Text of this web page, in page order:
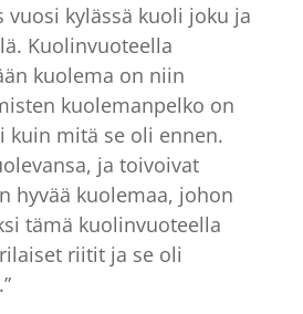
vuosi kylässä kuoli joku ja
Kuolinvuoteella
kuolema on niin
kuolemanpelko on
kuin mitä se oli ennen.
ja toivoivat
hyvää kuolemaa, johon
tämä kuolinvuoteella
riitit ja se oli